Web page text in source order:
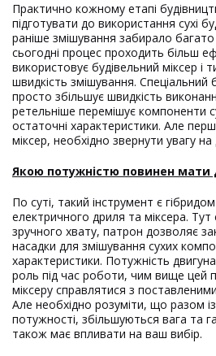
Практично кожному етапі
підготувати до використання сухі
раніше змішування забирало
сьогодні процес проходить більш
використовує будівельний міксер і
швидкість змішування. Спеціальний
просто збільшує швидкість
ретельніше перемішує компоненти
остаточні характеристики. Але
міксер, необхідно звернути увагу на
Якою потужністю повинен мати
По суті, такий інструмент є
електричного дриля та міксера. Тут
зручного хвату, патрон дозволяє
насадки для змішування сухих
характеристики. Потужність
роль під час роботи, чим вище цей
міксеру справлятися з
Але необхідно розуміти, що разом
потужності, збільшуються вага та
також має впливати на ваш вибір.